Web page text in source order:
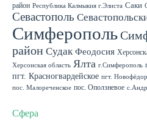
район Республика Калмыкия г.Элиста Саки
Севастополь
Симферополь
район Судак Феодосия
Херсонская область Ялта г.Симферополь
пгт. Красногвардейское пгт.
пос. Малореченское пос. Оползневое
с.Школьное
Сфера